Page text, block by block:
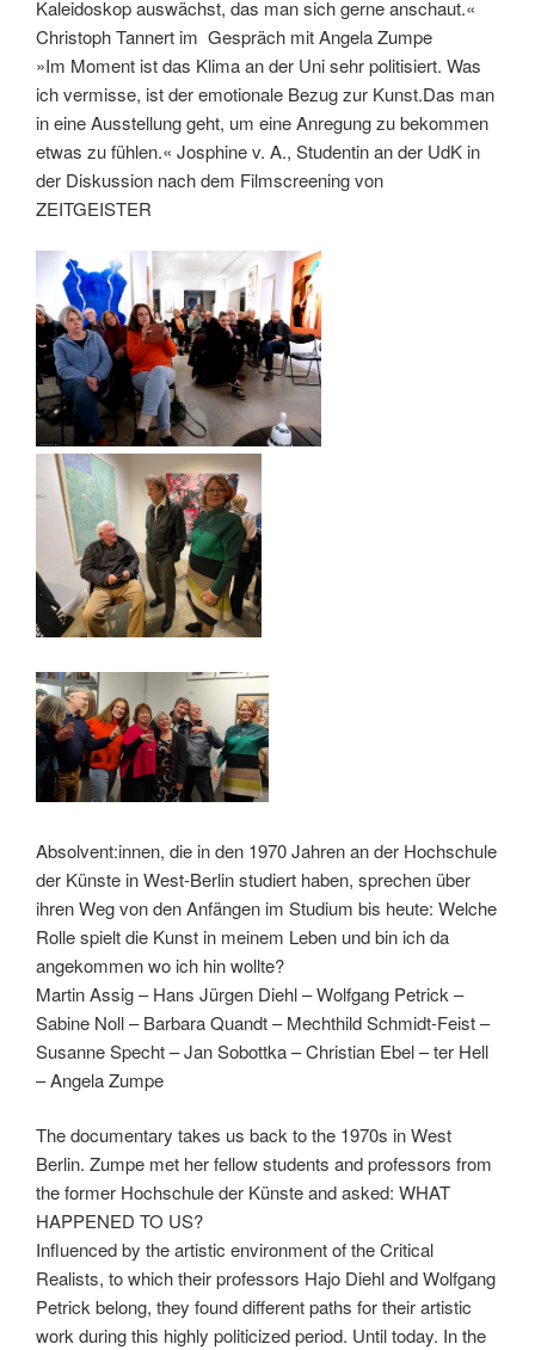
Kaleidoskop auswächst, das man sich gerne anschaut.«
Christoph Tannert im Gespräch mit Angela Zumpe
»Im Moment ist das Klima an der Uni sehr politisiert. Was
ich vermisse, ist der emotionale Bezug zur Kunst.Das man
in eine Ausstellung geht, um eine Anregung zu bekommen
etwas zu fühlen.« Josphine v. A., Studentin an der UdK in
der Diskussion nach dem Filmscreening von
ZEITGEISTER
Absolvent:innen, die in den 1970 Jahren an der Hochschule
der Künste in West-Berlin studiert haben, sprechen über
ihren Weg von den Anfängen im Studium bis heute: Welche
Rolle spielt die Kunst in meinem Leben und bin ich da
angekommen wo ich hin wollte?
Martin Assig – Hans Jürgen Diehl – Wolfgang Petrick –
Sabine Noll – Barbara Quandt – Mechthild Schmidt-Feist –
Susanne Specht – Jan Sobottka – Christian Ebel – ter Hell
– Angela Zumpe
The documentary takes us back to the 1970s in West
Berlin. Zumpe met her fellow students and professors from
the former Hochschule der Künste and asked: WHAT
HAPPENED TO US?
Influenced by the artistic environment of the Critical
Realists, to which their professors Hajo Diehl and Wolfgang
Petrick belong, they found different paths for their artistic
work during this highly politicized period. Until today. In the